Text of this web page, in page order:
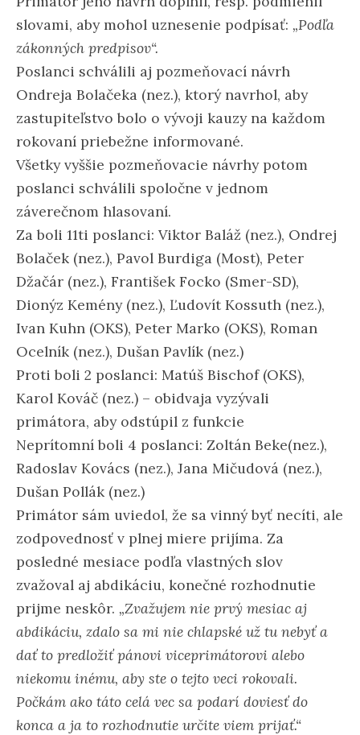
slovami, aby mohol uznesenie podpísať: „Podľa
zákonných predpisov“.
Poslanci schválili aj pozmeňovací návrh
Ondreja Bolačeka (nez.), ktorý navrhol, aby
zastupiteľstvo bolo o vývoji kauzy na každom
rokovaní priebežne informované.
Všetky vyššie pozmeňovacie návrhy potom
poslanci schválili spoločne v jednom
záverečnom hlasovaní.
Za boli 11ti poslanci: Viktor Baláž (nez.), Ondrej
Bolaček (nez.), Pavol Burdiga (Most), Peter
Džačár (nez.), František Focko (Smer-SD),
Dionýz Kemény (nez.), Ľudovít Kossuth (nez.),
Ivan Kuhn (OKS), Peter Marko (OKS), Roman
Ocelník (nez.), Dušan Pavlík (nez.)
Proti boli 2 poslanci: Matúš Bischof (OKS),
Karol Kováč (nez.) – obidvaja vyzývali
primátora, aby odstúpil z funkcie
Neprítomní boli 4 poslanci: Zoltán Beke(nez.),
Radoslav Kovács (nez.), Jana Mičudová (nez.),
Dušan Pollák (nez.)
Primátor sám uviedol, že sa vinný byť necíti, ale
zodpovednosť v plnej miere prijíma. Za
posledné mesiace podľa vlastných slov
zvažoval aj abdikáciu, konečné rozhodnutie
prijme neskôr. „Zvažujem nie prvý mesiac aj
abdikáciu, zdalo sa mi nie chlapské už tu nebyť a
dať to predložiť pánovi viceprimátorovi alebo
niekomu inému, aby ste o tejto veci rokovali.
Počkám ako táto celá vec sa podarí doviesť do
konca a ja to rozhodnutie určite viem prijať.“